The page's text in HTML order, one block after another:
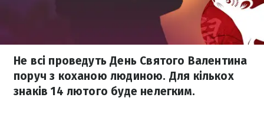
Не всі проведуть День Святого Валентина
поруч з коханою людиною. Для кількох
знаків 14 лютого буде нелегким.